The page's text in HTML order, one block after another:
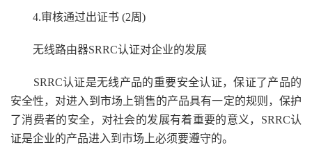
4.审核通过出证书 (2周)
无线路由器SRRC认证对企业的发展
SRRC认证是无线产品的重要安全认证，保证了产品的
安全性，对进入到市场上销售的产品具有一定的规则，保护
了消费者的安全，对社会的发展有着重要的意义，SRRC认
证是企业的产品进入到市场上必须要遵守的。